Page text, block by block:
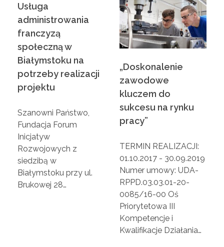
a
n
s
n
a
l
Usługa
administrowania
franczyzą
społeczną w
Białymstoku na
potrzeby realizacji
projektu
Szanowni Państwo,
Fundacja Forum
Inicjatyw
Rozwojowych z
siedzibą w
Białymstoku przy ul.
Brukowej 28…
„Doskonalenie
zawodowe
kluczem do
sukcesu na rynku
pracy”
TERMIN REALIZACJI:
01.10.2017 - 30.09.2019
Numer umowy: UDA-
RPPD.03.03.01-20-
0085/16-00 Oś
Priorytetowa III
Kompetencje i
Kwalifikacje Działania…